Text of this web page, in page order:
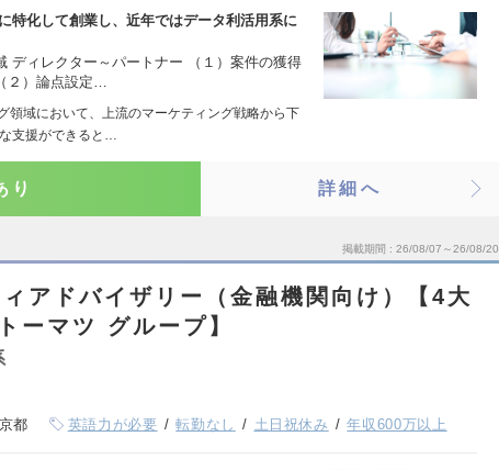
特化して創業し、近年ではデータ利活用系に
ディレクター～パートナー （１）案件の獲得
２）論点設定…
領域において、上流のマーケティング戦略から下
支援ができると…
り 詳細へ
掲載期間 26/08/07～26/08/20
アドバイザリー（金融機関向け）【4大
ーマツ グループ】
都 英語力が必要 転勤なし 土日祝休み 年収600万以上